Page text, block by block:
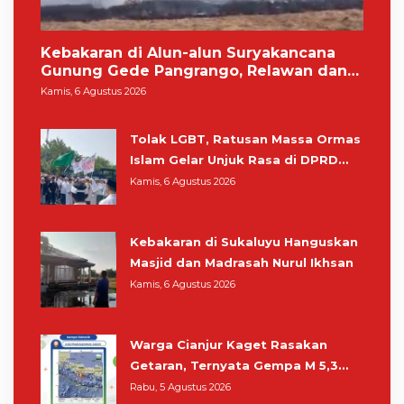
Kebakaran di Alun-alun Suryakancana
Gunung Gede Pangrango, Relawan dan
Warga Masih Bersiaga
Kamis, 6 Agustus 2026
Tolak LGBT, Ratusan Massa Ormas
Islam Gelar Unjuk Rasa di DPRD
Cianjur
Kamis, 6 Agustus 2026
Kebakaran di Sukaluyu Hanguskan
Masjid dan Madrasah Nurul Ikhsan
Kamis, 6 Agustus 2026
Warga Cianjur Kaget Rasakan
Getaran, Ternyata Gempa M 5,3
Berpusat di Pangandaran
Rabu, 5 Agustus 2026